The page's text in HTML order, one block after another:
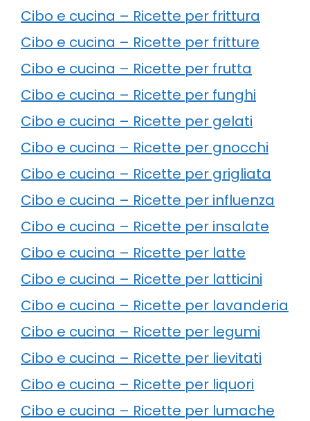
Cibo e cucina – Ricette per frittura
Cibo e cucina – Ricette per fritture
Cibo e cucina – Ricette per frutta
Cibo e cucina – Ricette per funghi
Cibo e cucina – Ricette per gelati
Cibo e cucina – Ricette per gnocchi
Cibo e cucina – Ricette per grigliata
Cibo e cucina – Ricette per influenza
Cibo e cucina – Ricette per insalate
Cibo e cucina – Ricette per latte
Cibo e cucina – Ricette per latticini
Cibo e cucina – Ricette per lavanderia
Cibo e cucina – Ricette per legumi
Cibo e cucina – Ricette per lievitati
Cibo e cucina – Ricette per liquori
Cibo e cucina – Ricette per lumache